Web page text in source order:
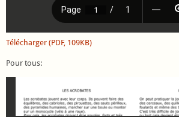
Télécharger (PDF, 109KB)
Pour tous: